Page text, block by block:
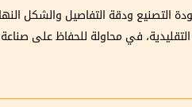
ودقة التفاصيل والشكل
في محاولة للحفاظ على